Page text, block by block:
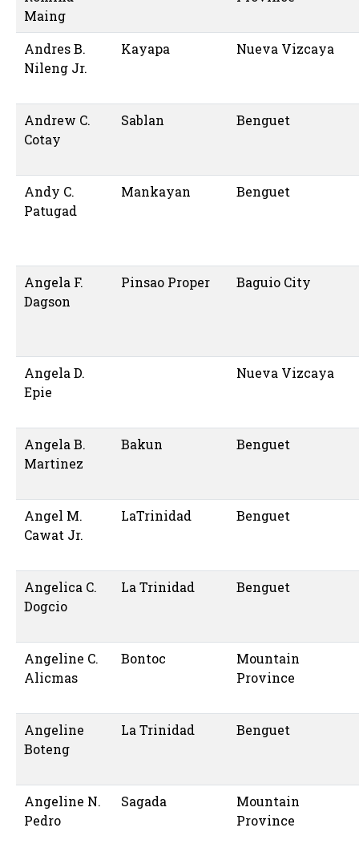
Maing
Andres B.
Nileng Jr.
Kayapa Nueva Vizcaya
Andrew C.
Cotay
Sablan Benguet
Andy C.
Patugad
Mankayan Benguet
Angela F.
Dagson
Pinsao Proper Baguio City
Angela D.
Epie
Nueva Vizcaya
Angela B.
Martinez
Bakun Benguet
Angel M.
Cawat Jr.
LaTrinidad Benguet
Angelica C.
Dogcio
La Trinidad Benguet
Angeline C.
Alicmas
Bontoc
Mountain
Province
Angeline
Boteng
La Trinidad Benguet
Angeline N.
Pedro
Sagada
Mountain
Province